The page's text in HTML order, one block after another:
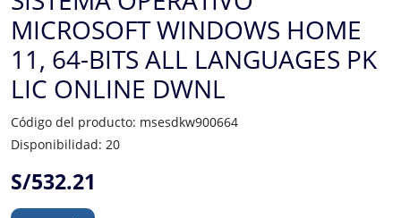
MICROSOFT WINDOWS HOME
11, 64-BITS ALL LANGUAGES PK
LIC ONLINE DWNL
Código del producto: msesdkw900664
Disponibilidad: 20
S/532.21